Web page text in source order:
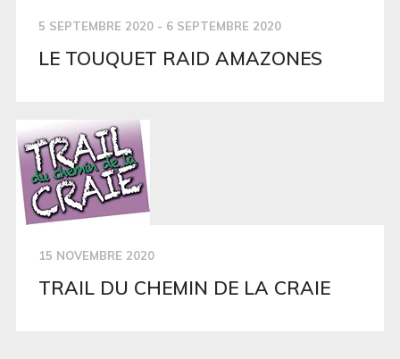
5 SEPTEMBRE 2020 - 6 SEPTEMBRE 2020
LE TOUQUET RAID AMAZONES
15 NOVEMBRE 2020
TRAIL DU CHEMIN DE LA CRAIE